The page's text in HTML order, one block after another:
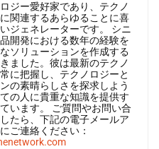
ジー愛好家であり、テクノ
関連するあらゆることに喜
ジェネレーターです。 シニ
開発における数年の経験を
ソリューションを作成する
ました。彼は最新のテクノ
に把握し、テクノロジーと
の素晴らしさを探求しよう
の人に貴重な知識を提供す
います。 ご質問やお問い合
たら、下記の電子メールア
ご連絡ください：